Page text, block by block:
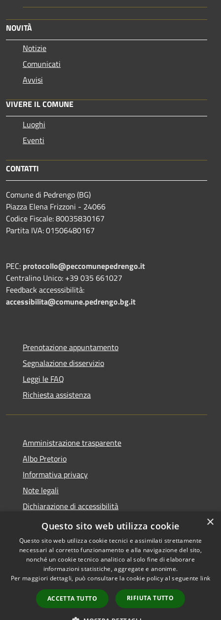
NOVITÀ
Notizie
Comunicati
Avvisi
VIVERE IL COMUNE
Luoghi
Eventi
CONTATTI
Comune di Pedrengo (BG)
Piazza Elena Frizzoni - 24066
Codice Fiscale: 80035830167
Partita IVA: 01506480167
PEC: protocollo@peccomunepedrengo.it
Centralino Unico: +39 035 661027
Feedback accesssibilità:
accessibilita@comune.pedrengo.bg.it
Prenotazione appuntamento
Segnalazione disservizio
Leggi le FAQ
Richiesta assistenza
Amministrazione trasparente
Albo Pretorio
Informativa privacy
Note legali
Dichiarazione di accessibilità
Area riservata dipendenti
Accessibilità
Copyright © 2026 • Comune di
Pedrengo • Powered by
Municipium•
Accesso
redazione
×
Questo sito web utilizza cookie
Questo sito web utilizza cookie tecnici e assimilati strettamente
necessari al corretto funzionamento e alla navigazione del sito,
nonché un cookie tecnico analitico al solo fine di elaborare
informazioni statistiche, aggregate e anonime.
Per maggiori dettagli, può consultare la cookie policy al seguente link
ACCETTA TUTTO RIFIUTA TUTTO